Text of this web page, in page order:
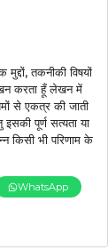
तकनीकी विषयों
करता हूँ लेखन में
से एकत्र की जाती
पूर्ण सत्यता या
किसी भी परिणाम के
WhatsApp